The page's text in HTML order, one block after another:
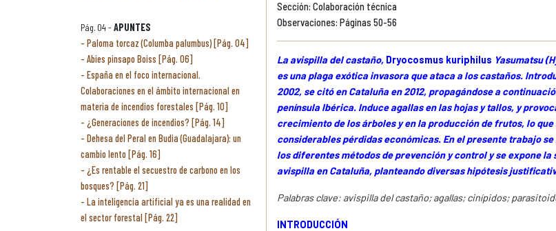
Pág. 04 - APUNTES
Paloma torcaz (Columba palumbus) [Pág. 04]
Abies pinsapo Boiss [Pág. 06]
España en el foco internacional.
Colaboraciones en el ámbito internacional en
materia de incendios forestales [Pág. 10]
¿Generaciones de incendios? [Pág. 14]
Dehesa del Peral en Budia (Guadalajara): un
cambio lento [Pág. 16]
¿Es rentable el secuestro de carbono en los
bosques? [Pág. 21]
La inteligencia artificial ya es una realidad en
el sector forestal [Pág. 22]
Sección: Colaboración técnica
Observaciones: Páginas 50-56
La avispilla del castaño, Dryocosmus kuriphilus Yasumatsu
es una plaga exótica invasora que ataca a los castaños.
2002, se citó en Cataluña en 2012, propagándose a
península Ibérica. Induce agallas en las hojas y tallos, y
crecimiento de los árboles y en la producción de frutos, lo
considerables pérdidas económicas. En el presente trabajo
los diferentes métodos de prevención y control y se expone la
avispilla en Cataluña, planteando diversas hipótesis
Palabras clave: avispilla del castaño; agallas; cinípidos;
INTRODUCCIÓN